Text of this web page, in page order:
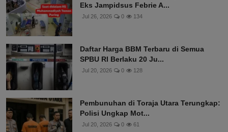
Eks Jampidsus Febrie A...
Jul 26, 2026 0 134
Daftar Harga BBM Terbaru di Semua
SPBU RI Berlaku 20 Ju...
Jul 20, 2026 0 128
Pembunuhan di Toraja Utara Terungkap:
Polisi Ungkap Mot...
Jul 20, 2026 0 61